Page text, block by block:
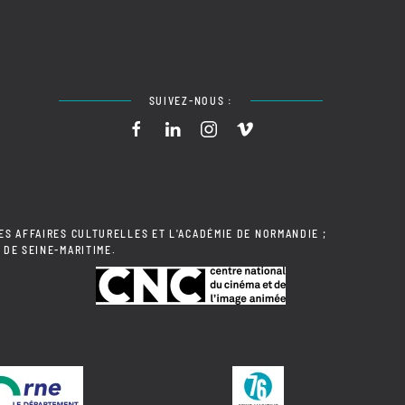
SUIVEZ-NOUS :
AFFAIRES CULTURELLES ET L'ACADÉMIE DE NORMANDIE ;
SEINE-MARITIME.